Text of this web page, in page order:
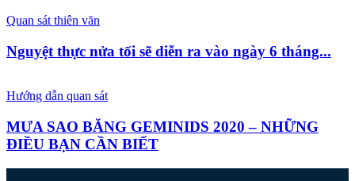
Quan sát thiên văn
Nguyệt thực nửa tối sẽ diễn ra vào ngày 6 tháng...
Hướng dẫn quan sát
MƯA SAO BĂNG GEMINIDS 2020 – NHỮNG
ĐIỀU BẠN CẦN BIẾT